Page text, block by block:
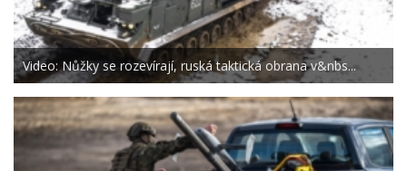
Video: Nůžky se rozevírají, ruská taktická obrana v&nbs...